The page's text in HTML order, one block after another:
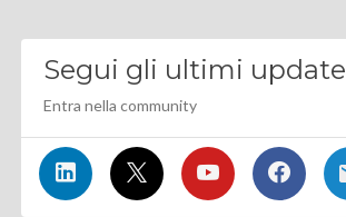
Segui gli ultimi update
Entra nella community